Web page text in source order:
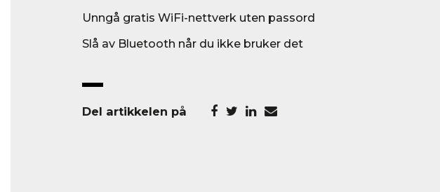
Unngå gratis WiFi-nettverk uten passord
Slå av Bluetooth når du ikke bruker det
Del artikkelen på